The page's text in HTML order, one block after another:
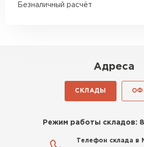
Безналичный расчёт
Адреса
СКЛАДЫ
Режим работы складов:
Телефон склада в
Комплектующие